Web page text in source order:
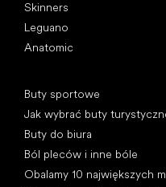
Skinners
Leguano
Anatomic
Buty sportowe
Jak wybrać buty
Buty do biura
Ból pleców i inne bóle
Obalamy 10 największych